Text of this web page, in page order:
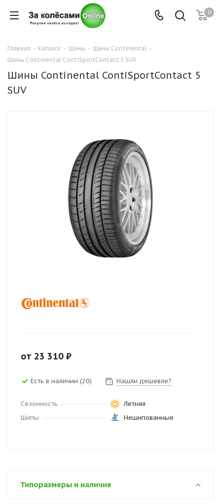
0
Главная - Каталог - Шины - Шины Continental -
Шины Continental ContiSportContact 5 SUV
Шины Continental ContiSportContact 5
SUV
от 23 310 ₽
Есть в наличии (20) Нашли дешевле?
Сезонность
Летняя
Шипы
Нешипованные
Типоразмеры и наличие